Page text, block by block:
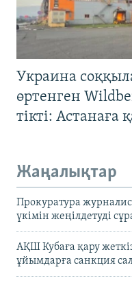
Украина
өртенген
тікті: Астанаға
Жаңалықтар
Прокуратура
үкімін жеңілдетуді
АҚШ Кубаға қару
ұйымдарға санкция